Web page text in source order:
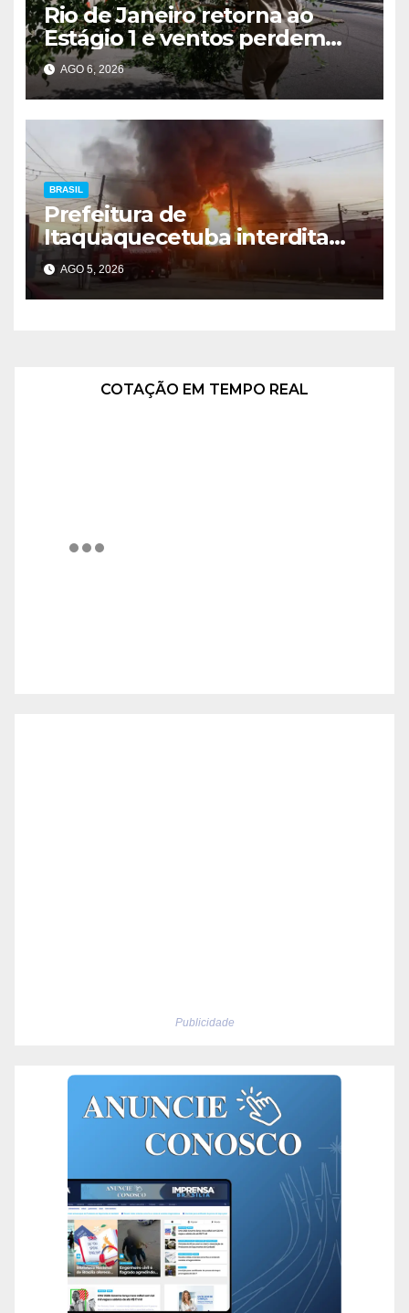
Rio de Janeiro retorna ao
Estágio 1 e ventos perdem
intensidade
AGO 6, 2026
BRASIL
Prefeitura de
Itaquaquecetuba interdita
área após incêndio em
fábrica
AGO 5, 2026
COTAÇÃO EM TEMPO REAL
Publicidade